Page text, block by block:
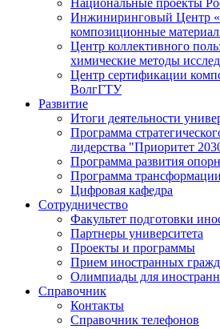
Национальные проекты
Инжиниринговый Центр
композиционные
Центр коллективного
химические методы
Центр сертификации
ВолгГТУ
Развитие
Итоги деятельности
Программа
лидерства "Приоритет
Программа развития
Программа
Цифровая кафедра
Сотрудничество
Факультет подготовки
Партнеры университета
Проекты и программы
Прием иностранных
Олимпиады для
Справочник
Контакты
Справочник телефонов